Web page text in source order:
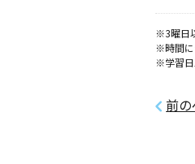
※3曜日
※時間に
※学習日
前